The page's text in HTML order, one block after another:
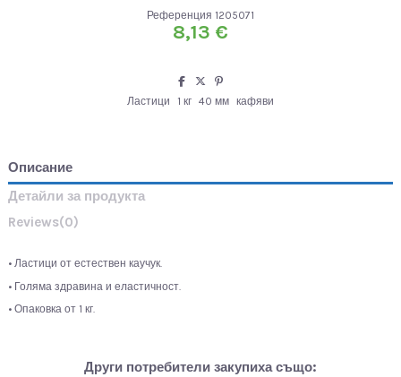
Референция 1205071
8,13 €
Ластици 1 кг 40 мм кафяви
Описание
Детайли за продукта
Reviews(0)
• Ластици от естествен каучук.
• Голяма здравина и еластичност.
• Опаковка от 1 кг.
Други потребители закупиха също: